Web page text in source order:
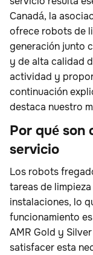
Canadá, la
ofrece robots de
generación junto
y de alta calidad
actividad y
continuación
destaca nuestro
Por qué son
servicio
Los robots
tareas de
instalaciones, lo
funcionamiento
AMR Gold y
satisfacer esta